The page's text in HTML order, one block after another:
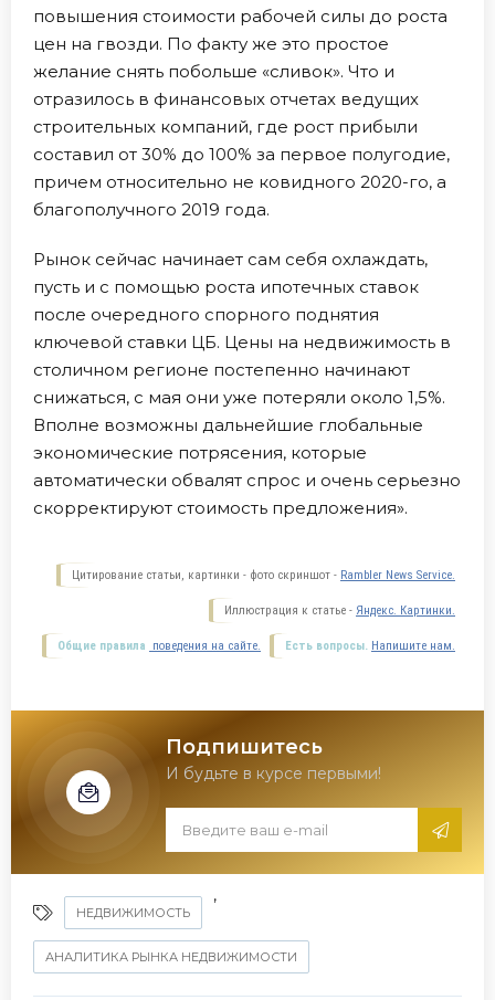
повышения стоимости рабочей силы до роста
цен на гвозди. По факту же это простое
желание снять побольше «сливок». Что и
отразилось в финансовых отчетах ведущих
строительных компаний, где рост прибыли
составил от 30% до 100% за первое полугодие,
причем относительно не ковидного 2020-го, а
благополучного 2019 года.
Рынок сейчас начинает сам себя охлаждать,
пусть и с помощью роста ипотечных ставок
после очередного спорного поднятия
ключевой ставки ЦБ. Цены на недвижимость в
столичном регионе постепенно начинают
снижаться, с мая они уже потеряли около 1,5%.
Вполне возможны дальнейшие глобальные
экономические потрясения, которые
автоматически обвалят спрос и очень серьезно
скорректируют стоимость предложения».
Цитирование статьи, картинки - фото скриншот - Rambler News Service.
Иллюстрация к статье - Яндекс. Картинки.
Есть вопросы. Напишите нам.
Общие правила поведения на сайте.
Подпишитесь
И будьте в курсе первыми!
НЕДВИЖИМОСТЬ
,
АНАЛИТИКА РЫНКА НЕДВИЖИМОСТИ